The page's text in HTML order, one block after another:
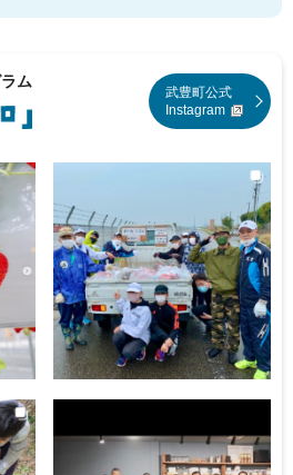
ろう！
たい！武豊町の〇〇〇」
？民謡講習会その2を開催！
（個人向け）
任用職員募集
ム
武豊町公式
Instagram